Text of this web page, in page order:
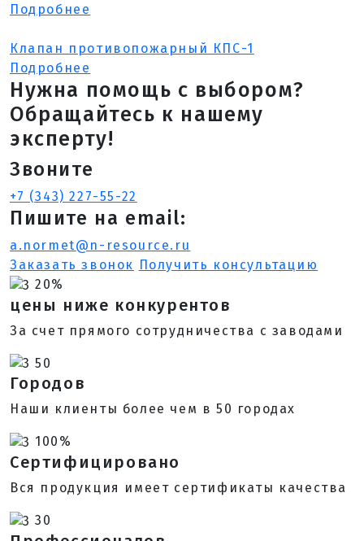
Подробнее
Клапан противопожарный КПС-1
Подробнее
Нужна помощь с выбором?
Обращайтесь к нашему
эксперту!
Звоните
+7 (343) 227-55-22
Пишите на email:
a.normet@n-resource.ru
Заказать звонок Получить консультацию
20%
цены ниже конкурентов
За счет прямого сотрудничества с заводами
50
Городов
Наши клиенты более чем в 50 городах
100%
Сертифицировано
Вся продукция имеет сертификаты качества
30